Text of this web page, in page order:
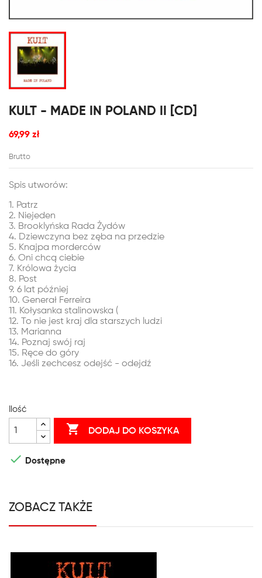
KULT - MADE IN POLAND II [CD]
69,99 zł
Brutto
Spis utworów:
1. Patrz
2. Niejeden
3. Brooklyńska Rada Żydów
4. Dziewczyna bez zęba na przedzie
5. Knajpa morderców
6. Oni chcą ciebie
7. Królowa życia
8. Post
9. 6 lat później
10. Generał Ferreira
11. Kołysanka stalinowska (
12. To nie jest kraj dla starszych ludzi
13. Marianna
14. Poznaj swój raj
15. Ręce do góry
16. Jeśli zechcesz odejść - odejdź
Ilość
 DODAJ DO KOSZYKA
 Dostępne
ZOBACZ TAKŻE